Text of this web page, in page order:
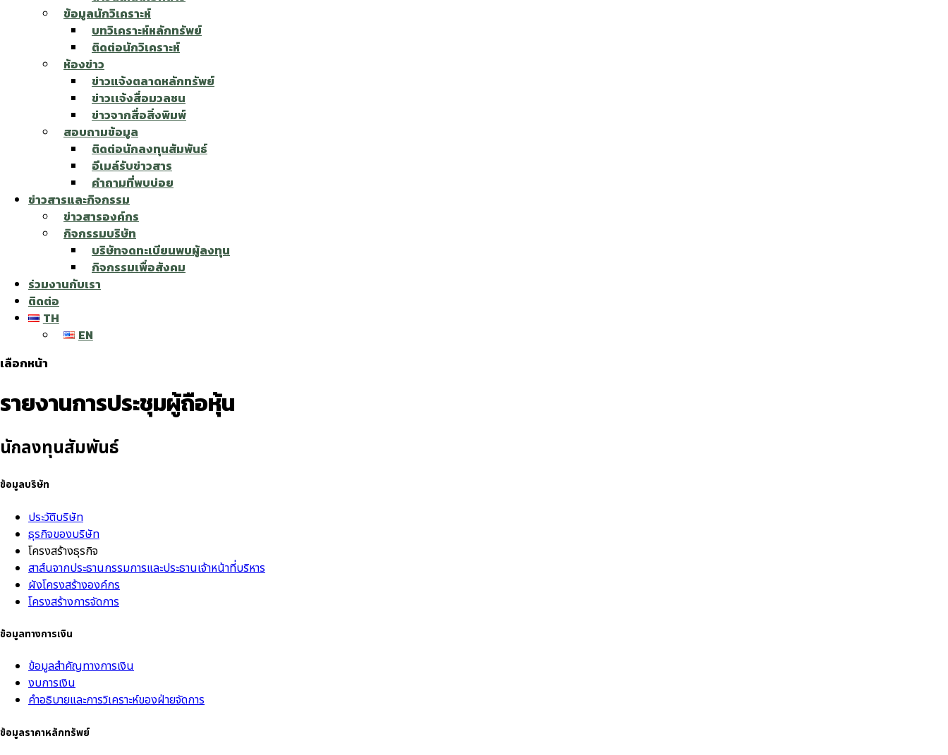
ข้อมูลนักวิเคราะห์
บทวิเคราะห์หลักทรัพย์
ติดต่อนักวิเคราะห์
ห้องข่าว
ข่าวแจ้งตลาดหลักทรัพย์
ข่าวเเจ้งสื่อมวลชน
ข่าวจากสื่อสิ่งพิมพ์
สอบถามข้อมูล
ติดต่อนักลงทุนสัมพันธ์
อีเมล์รับข่าวสาร
คำถามที่พบบ่อย
ข่าวสารและกิจกรรม
ข่าวสารองค์กร
กิจกรรมบริษัท
บริษัทจดทะเบียนพบผู้ลงทุน
กิจกรรมเพื่อสังคม
ร่วมงานกับเรา
ติดต่อ
TH
EN
เลือกหน้า
รายงานการประชุมผู้ถือหุ้น
นักลงทุนสัมพันธ์
ข้อมูลบริษัท
ประวัติบริษัท
ธุรกิจของบริษัท
โครงสร้างธุรกิจ
สาส์นจากประธานกรรมการและประธานเจ้าหน้าที่บริหาร
ผังโครงสร้างองค์กร
โครงสร้างการจัดการ
ข้อมูลทางการเงิน
ข้อมูลสำคัญทางการเงิน
งบการเงิน
คำอธิบายและการวิเคราะห์ของฝ่ายจัดการ
ข้อมูลราคาหลักทรัพย์